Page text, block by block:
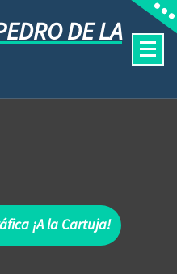
DE LA
¡A la Cartuja!